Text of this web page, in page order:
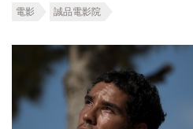
電影 誠品電影院